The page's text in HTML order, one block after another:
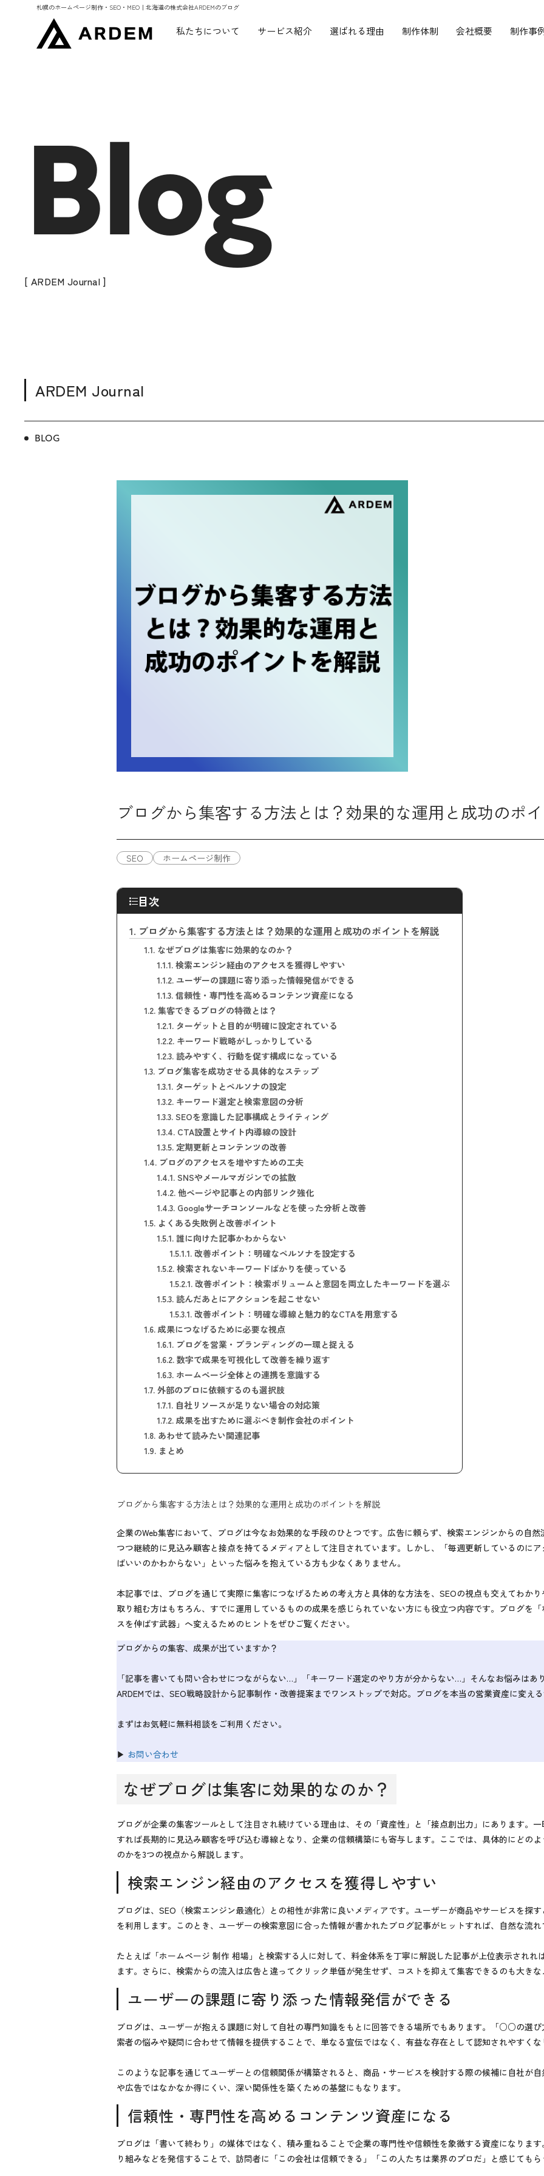
札幌のホームページ制作・SEO・MEO｜北海道の株式会社ARDEMのブログ
私たちについて サービス紹介 選ばれる理由 制作体制 会社概要 制作事
Blog
[ ARDEM Journal ]
ARDEM Journal
BLOG
ブログから集客する方法とは？効果的な運用と成功のポ
SEO ホームページ制作
目次
1. ブログから集客する方法とは？効果的な運用と成功のポイントを解説
1.1. なぜブログは集客に効果的なのか？
1.1.1. 検索エンジン経由のアクセスを獲得しやすい
1.1.2. ユーザーの課題に寄り添った情報発信ができる
1.1.3. 信頼性・専門性を高めるコンテンツ資産になる
1.2. 集客できるブログの特徴とは？
1.2.1. ターゲットと目的が明確に設定されている
1.2.2. キーワード戦略がしっかりしている
1.2.3. 読みやすく、行動を促す構成になっている
1.3. ブログ集客を成功させる具体的なステップ
1.3.1. ターゲットとペルソナの設定
1.3.2. キーワード選定と検索意図の分析
1.3.3. SEOを意識した記事構成とライティング
1.3.4. CTA設置とサイト内導線の設計
1.3.5. 定期更新とコンテンツの改善
1.4. ブログのアクセスを増やすための工夫
1.4.1. SNSやメールマガジンでの拡散
1.4.2. 他ページや記事との内部リンク強化
1.4.3. Googleサーチコンソールなどを使った分析と改善
1.5. よくある失敗例と改善ポイント
1.5.1. 誰に向けた記事かわからない
1.5.1.1. 改善ポイント：明確なペルソナを設定する
1.5.2. 検索されないキーワードばかりを使っている
1.5.2.1. 改善ポイント：検索ボリュームと意図を両立したキーワードを選ぶ
1.5.3. 読んだあとにアクションを起こせない
1.5.3.1. 改善ポイント：明確な導線と魅力的なCTAを用意する
1.6. 成果につなげるために必要な視点
1.6.1. ブログを営業・ブランディングの一環と捉える
1.6.2. 数字で成果を可視化して改善を繰り返す
1.6.3. ホームページ全体との連携を意識する
1.7. 外部のプロに依頼するのも選択肢
1.7.1. 自社リソースが足りない場合の対応策
1.7.2. 成果を出すために選ぶべき制作会社のポイント
1.8. あわせて読みたい関連記事
1.9. まとめ
ブログから集客する方法とは？効果的な運用と成功のポイントを解説
企業のWeb集客において、ブログは今なお効果的な手段のひとつです。広告に頼らず、検索エンジンからの自
つつ継続的に見込み顧客と接点を持てるメディアとして注目されています。しかし、「毎週更新しているのに
ばいいのかわからない」といった悩みを抱えている方も少なくありません。
本記事では、ブログを通じて実際に集客につなげるための考え方と具体的な方法を、SEOの視点も交えてわか
取り組む方はもちろん、すでに運用しているものの成果を感じられていない方にも役立つ内容です。ブログを
スを伸ばす武器」へ変えるためのヒントをぜひご覧ください。
ブログからの集客、成果が出ていますか？
「記事を書いても問い合わせにつながらない…」「キーワード選定のやり方が分からない…」そんなお悩みはあ
ARDEMでは、SEO戦略設計から記事制作・改善提案までワンストップで対応。ブログを本当の営業資産に変え
まずはお気軽に無料相談をご利用ください。
▶ お問い合わせ
なぜブログは集客に効果的なのか？
ブログが企業の集客ツールとして注目され続けている理由は、その「資産性」と「接点創出力」にあります。
すれば長期的に見込み顧客を呼び込む導線となり、企業の信頼構築にも寄与します。ここでは、具体的にどの
のかを3つの視点から解説します。
検索エンジン経由のアクセスを獲得しやすい
ブログは、SEO（検索エンジン最適化）との相性が非常に良いメディアです。ユーザーが商品やサービスを探
を利用します。このとき、ユーザーの検索意図に合った情報が書かれたブログ記事がヒットすれば、自然な流れ
たとえば「ホームページ 制作 相場」と検索する人に対して、料金体系を丁寧に解説した記事が上位表示されれ
ます。さらに、検索からの流入は広告と違ってクリック単価が発生せず、コストを抑えて集客できるのも大きな
ユーザーの課題に寄り添った情報発信ができる
ブログは、ユーザーが抱える課題に対して自社の専門知識をもとに回答できる場所でもあります。「○○の選
索者の悩みや疑問に合わせて情報を提供することで、単なる宣伝ではなく、有益な存在として認知されやすくな
このような記事を通じてユーザーとの信頼関係が構築されると、商品・サービスを検討する際の候補に自社が
や広告ではなかなか得にくい、深い関係性を築くための基盤にもなります。
信頼性・専門性を高めるコンテンツ資産になる
ブログは「書いて終わり」の媒体ではなく、積み重ねることで企業の専門性や信頼性を象徴する資産になりま
り組みなどを発信することで、訪問者に「この会社は信頼できる」「この人たちは業界のプロだ」と感じてもら